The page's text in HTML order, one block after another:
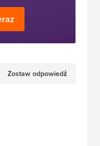
Zostaw odpowiedź